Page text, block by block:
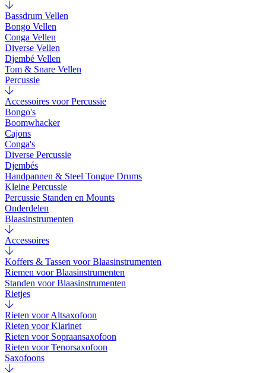
Bassdrum Vellen
Bongo Vellen
Conga Vellen
Diverse Vellen
Djembé Vellen
Tom & Snare Vellen
Percussie
Accessoires voor Percussie
Bongo's
Boomwhacker
Cajons
Conga's
Diverse Percussie
Djembés
Handpannen & Steel Tongue Drums
Kleine Percussie
Percussie Standen en Mounts
Onderdelen
Blaasinstrumenten
Accessoires
Koffers & Tassen voor Blaasinstrumenten
Riemen voor Blaasinstrumenten
Standen voor Blaasinstrumenten
Rietjes
Rieten voor Altsaxofoon
Rieten voor Klarinet
Rieten voor Sopraansaxofoon
Rieten voor Tenorsaxofoon
Saxofoons